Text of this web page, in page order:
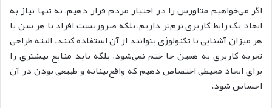
اگر می‌خواهیم متاورس را در اختیار مردم قرار دهیم، نه تنها نیاز به
ایجاد یک رابط کاربری نرم‌تر داریم، بلکه ضروریست افراد با هر سن یا
هر میزان آشنایی با تکنولوژی بتوانند از آن استفاده کنند. البته طراحی
تجربه کاربری به همین جا ختم نمی‌شود، بلکه باید منابع بیشتری را
برای ایجاد محیطی اختصاص دهیم که واقع‌بینانه و طبیعی بودن در آن
احساس شود.